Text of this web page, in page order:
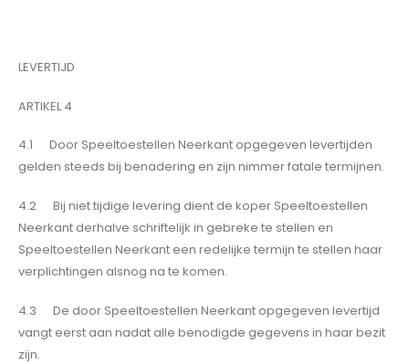
LEVERTIJD
ARTIKEL 4
4.1 Door Speeltoestellen Neerkant opgegeven levertijden
gelden steeds bij benadering en zijn nimmer fatale termijnen.
4.2 Bij niet tijdige levering dient de koper Speeltoestellen
Neerkant derhalve schriftelijk in gebreke te stellen en
Speeltoestellen Neerkant een redelijke termijn te stellen haar
verplichtingen alsnog na te komen.
4.3 De door Speeltoestellen Neerkant opgegeven levertijd
vangt eerst aan nadat alle benodigde gegevens in haar bezit
zijn.